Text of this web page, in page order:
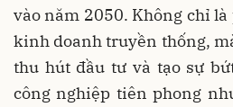
vào năm 2050. Không chỉ
kinh doanh truyền thống,
thu hút đầu tư và tạo sự
công nghiệp tiên phong